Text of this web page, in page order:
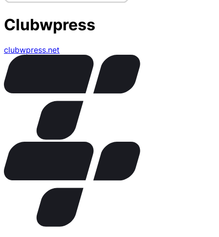
Clubwpress
clubwpress.net